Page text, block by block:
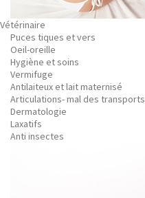
Vétérinaire
Puces tiques et vers
Oeil-oreille
Hygiène et soins
Vermifuge
Antilaiteux et lait maternisé
Articulations- mal des transports
Dermatologie
Laxatifs
Anti insectes